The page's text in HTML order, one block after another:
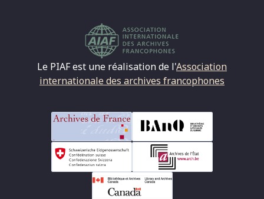
Le PIAF est une réalisation de l'Association
internationale des archives francophones